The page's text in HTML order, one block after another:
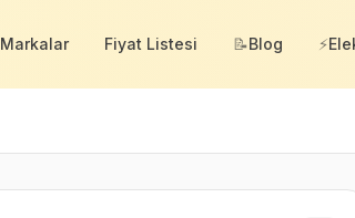
Markalar Fiyat Listesi 📝Blog ⚡